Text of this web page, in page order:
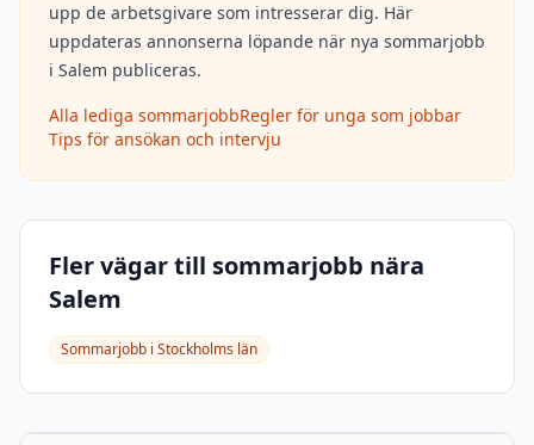
upp de arbetsgivare som intresserar dig. Här
uppdateras annonserna löpande när nya sommarjobb
i Salem publiceras.
Alla lediga sommarjobbRegler för unga som jobbar
Tips för ansökan och intervju
Fler vägar till sommarjobb nära
Salem
Sommarjobb i Stockholms län